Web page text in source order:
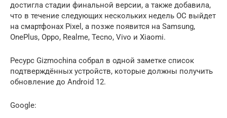
достигла стадии финальной версии, а также добавила,
что в течение следующих нескольких недель ОС выйдет
на смартфонах Pixel, а позже появится на Samsung,
OnePlus, Oppo, Realme, Tecno, Vivo и Xiaomi.
Ресурс Gizmochina собрал в одной заметке список
подтверждённых устройств, которые должны получить
обновление до Android 12.
Google: